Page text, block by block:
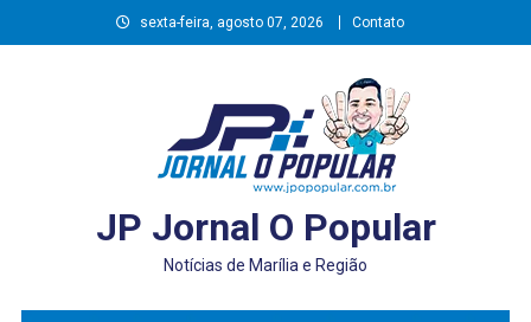
to
sexta-feira, agosto 07, 2026 Contato
JP Jornal O Popular
Notícias de Marília e Região